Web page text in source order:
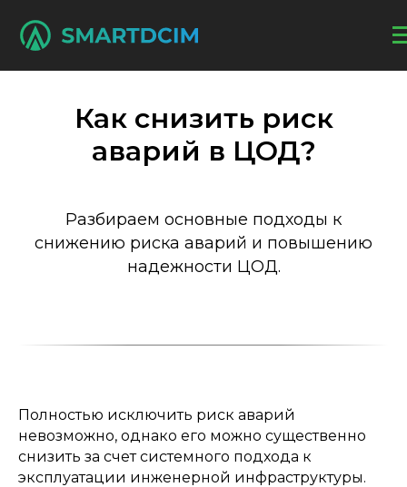
Как снизить риск
аварий в ЦОД?
Разбираем основные подходы к
снижению риска аварий и повышению
надежности ЦОД.
Полностью исключить риск аварий
невозможно, однако его можно существенно
снизить за счет системного подхода к
эксплуатации инженерной инфраструктуры.